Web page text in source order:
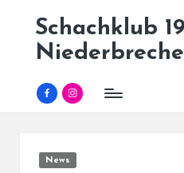
Schachklub
Facebook
Instagram
Posted
News